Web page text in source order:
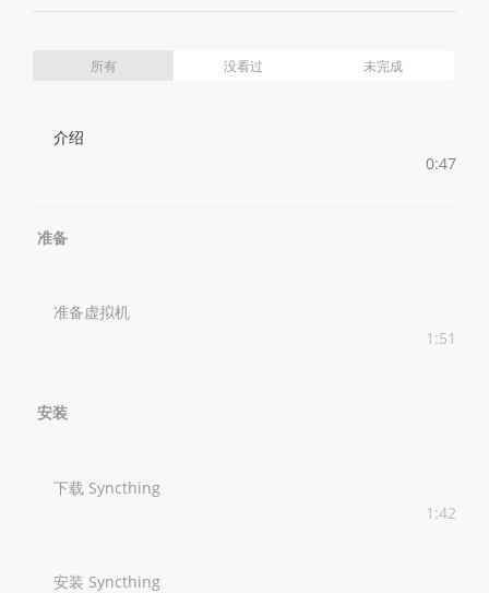
所有 没看过 未完成
介绍
0:47
准备
准备虚拟机
1:51
安装
下载 Syncthing
1:42
安装 Syncthing